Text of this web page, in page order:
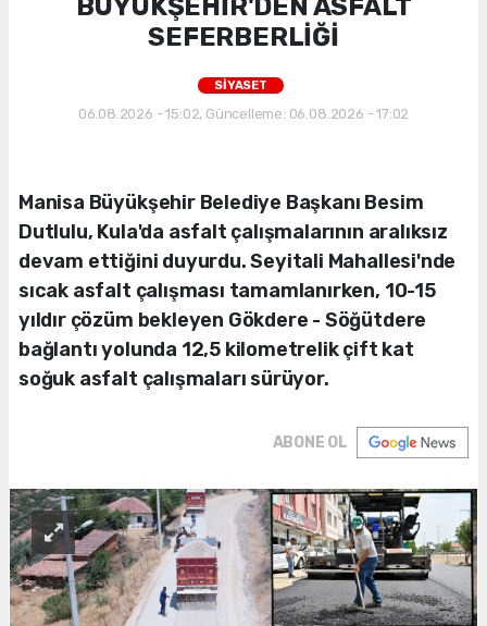
BÜYÜKŞEHİR'DEN ASFALT
SEFERBERLİĞİ
SİYASET
06.08.2026 - 15:02, Güncelleme: 06.08.2026 - 17:02
Manisa Büyükşehir Belediye Başkanı Besim
Dutlulu, Kula'da asfalt çalışmalarının aralıksız
devam ettiğini duyurdu. Seyitali Mahallesi'nde
sıcak asfalt çalışması tamamlanırken, 10-15
yıldır çözüm bekleyen Gökdere - Söğütdere
bağlantı yolunda 12,5 kilometrelik çift kat
soğuk asfalt çalışmaları sürüyor.
ABONE OL